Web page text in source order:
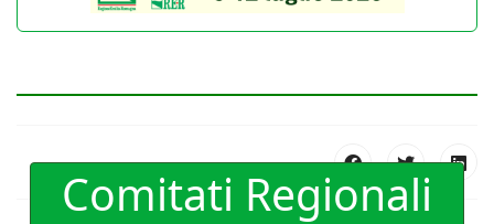
Comitati Regionali